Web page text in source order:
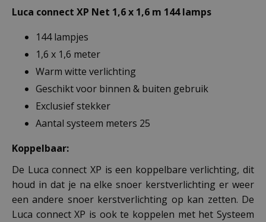
Luca connect XP Net 1,6 x 1,6 m 144 lamps
144 lampjes
1,6 x 1,6 meter
Warm witte verlichting
Geschikt voor binnen & buiten gebruik
Exclusief stekker
Aantal systeem meters 25
Koppelbaar:
De Luca connect XP is een koppelbare verlichting, dit
houd in dat je na elke snoer kerstverlichting er weer
een andere snoer kerstverlichting op kan zetten. De
Luca connect XP is ook te koppelen met het Systeem